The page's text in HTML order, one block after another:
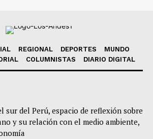
REGIONAL DEPORTES
MUNDO
COLUMNISTAS DIARIO DIGITAL
sur del Perú, espacio de reflexión sobre
y su relación con el medio ambiente,